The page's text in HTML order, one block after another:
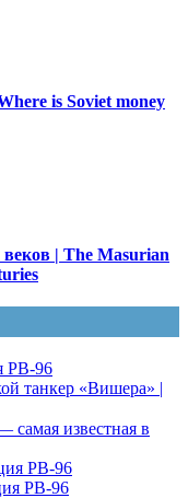
is Soviet money
| The Masurian
РВ-96
танкер «Вишера» |
самая известная в
РВ-96
РВ-96